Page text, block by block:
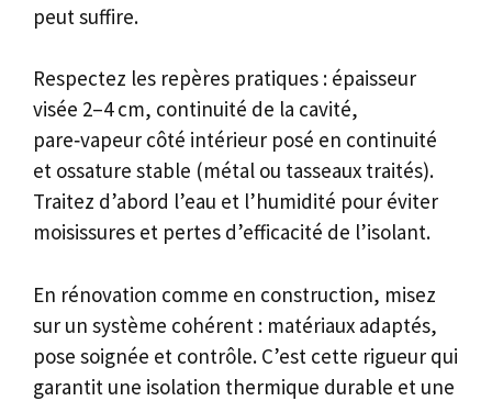
peut suffire.
Respectez les repères pratiques : épaisseur
visée 2–4 cm, continuité de la cavité,
pare‑vapeur côté intérieur posé en continuité
et ossature stable (métal ou tasseaux traités).
Traitez d’abord l’eau et l’humidité pour éviter
moisissures et pertes d’efficacité de l’isolant.
En rénovation comme en construction, misez
sur un système cohérent : matériaux adaptés,
pose soignée et contrôle. C’est cette rigueur qui
garantit une isolation thermique durable et une